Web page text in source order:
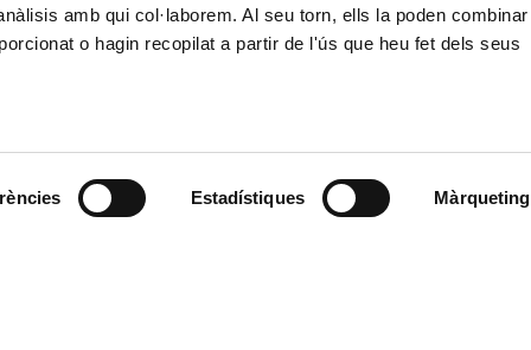
amb qui col·laborem. Al seu torn, ells la poden combinar
o hagin recopilat a partir de l'ús que heu fet dels seus
Estadístiques Màrqueting